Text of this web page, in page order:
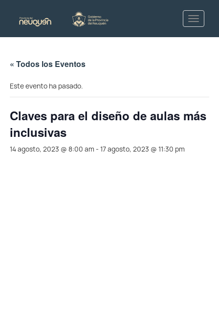
« Todos los Eventos
Este evento ha pasado.
Claves para el diseño de aulas más
inclusivas
14 agosto, 2023 @ 8:00 am - 17 agosto, 2023 @ 11:30 pm